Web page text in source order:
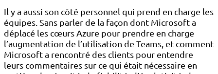
Il y a aussi son côté personnel qui prend en charge les
équipes. Sans parler de la façon dont Microsoft a
déplacé les cœurs Azure pour prendre en charge
l’augmentation de l’utilisation de Teams, et comment
Microsoft a rencontré des clients pour entendre
leurs commentaires sur ce qui était nécessaire en